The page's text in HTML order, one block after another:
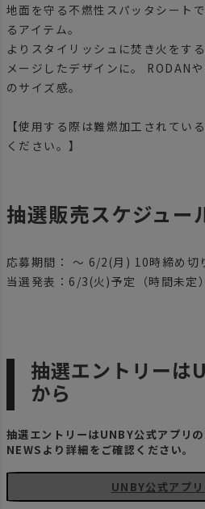
地面を守る不燃性スパッタシート
るアイテム。
よりスタイリッシュに焚き火をす
メージしたデザインに。 RODAN
のサイズ感。
【使用する際は難燃加工されてい
ください。】
抽選販売スケジュー
応募期間： ～ 6/2(月) 10時締め切
当選発表：6/3(火)予定（時間未定）
抽選エントリーは
から
抽選エントリーはUNBY公式アプリ
NEWSより詳細をご確認ください。
UNBY公式アプ